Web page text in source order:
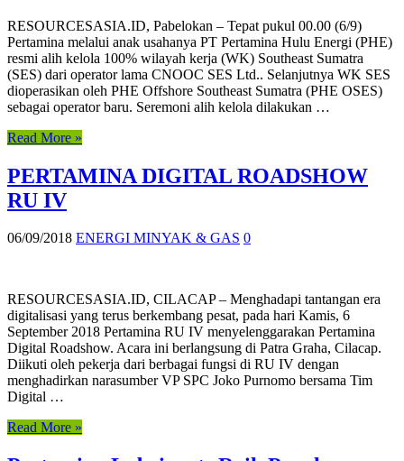
RESOURCESASIA.ID, Pabelokan – Tepat pukul 00.00 (6/9)
Pertamina melalui anak usahanya PT Pertamina Hulu Energi (PHE)
resmi alih kelola 100% wilayah kerja (WK) Southeast Sumatra
(SES) dari operator lama CNOOC SES Ltd.. Selanjutnya WK SES
dioperasikan oleh PHE Offshore Southeast Sumatra (PHE OSES)
sebagai operator baru. Seremoni alih kelola dilakukan …
Read More »
PERTAMINA DIGITAL ROADSHOW
RU IV
06/09/2018 ENERGI MINYAK & GAS 0
RESOURCESASIA.ID, CILACAP – Menghadapi tantangan era
digitalisasi yang terus berkembang pesat, pada hari Kamis, 6
September 2018 Pertamina RU IV menyelenggarakan Pertamina
Digital Roadshow. Acara ini berlangsung di Patra Graha, Cilacap.
Diikuti oleh pekerja dari berbagai fungsi di RU IV dengan
menghadirkan narasumber VP SPC Joko Purnomo bersama Tim
Digital …
Read More »